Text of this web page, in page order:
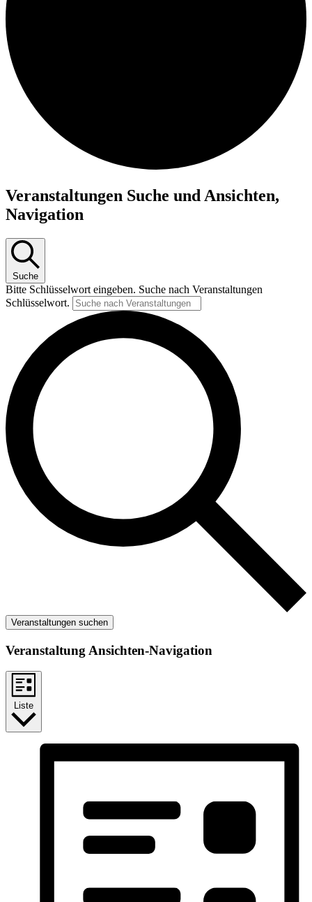
Veranstaltungen
Veranstaltungen Suche und Ansichten,
Navigation
Suche
Bitte Schlüsselwort eingeben. Suche nach Veranstaltungen
Schlüsselwort.
Veranstaltungen suchen
Veranstaltung Ansichten-Navigation
Liste